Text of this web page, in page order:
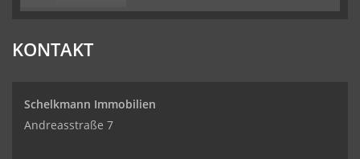
KONTAKT
Schelkmann Immobilien
Andreasstraße 7